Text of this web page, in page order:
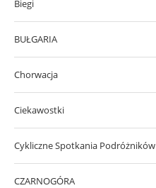
Biegi
BUŁGARIA
Chorwacja
Ciekawostki
Cykliczne Spotkania Podróżników
CZARNOGÓRA